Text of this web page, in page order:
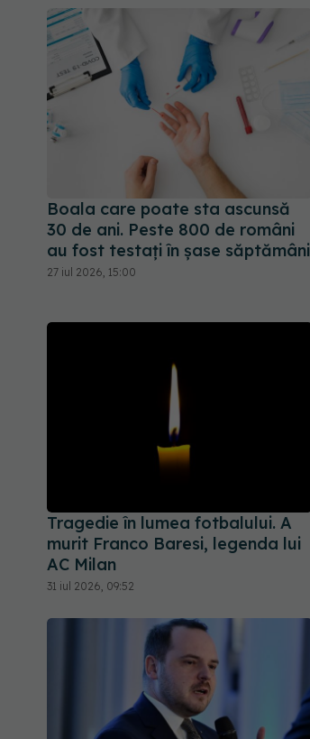
Boala care poate sta ascunsă
30 de ani. Peste 800 de români
au fost testați în șase săptămâni
27 iul 2026, 15:00
Tragedie în lumea fotbalului. A
murit Franco Baresi, legenda lui
AC Milan
31 iul 2026, 09:52